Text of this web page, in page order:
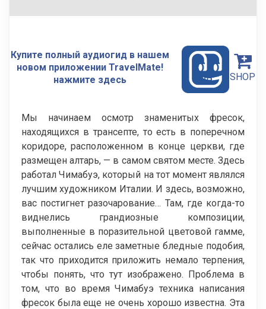
Купите полный аудиогид в нашем
новом приложении TravelMate!
нажмите здесь
SHOP
Мы начинаем осмотр знаменитых фресок,
находящихся в трансепте, то есть в поперечном
коридоре, расположенном в конце церкви, где
размещен алтарь, — в самом святом месте. Здесь
работал Чимабуэ, который на тот момент являлся
лучшим художником Италии. И здесь, возможно,
вас постигнет разочарование… Там, где когда-то
виднелись грандиозные композиции,
выполненные в поразительной цветовой гамме,
сейчас остались еле заметные бледные подобия,
так что приходится приложить немало терпения,
чтобы понять, что тут изображено. Проблема в
том, что во время Чимабуэ техника написания
фресок была еще не очень хорошо известна. Эта